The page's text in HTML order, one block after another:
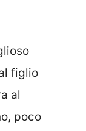
figlio
al
poco